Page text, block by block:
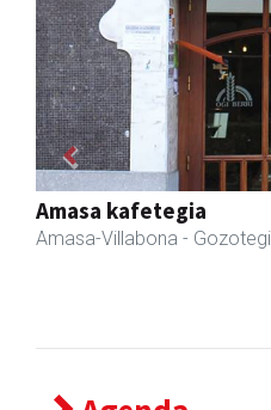
Txindoki taberna
Andoain -
Previous